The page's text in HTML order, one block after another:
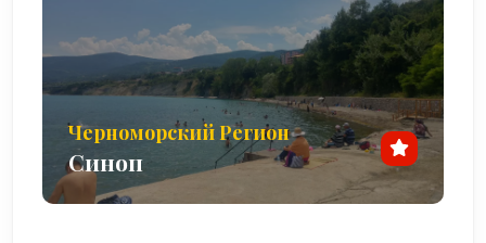
Черноморский Регион
Синоп